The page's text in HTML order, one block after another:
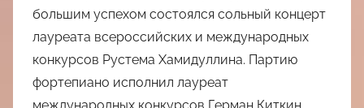
большим успехом состоялся сольный концерт
лауреата всероссийских и международных
конкурсов Рустема Хамидуллина. Партию
фортепиано исполнил лауреат
международных конкурсов Герман Киткин.